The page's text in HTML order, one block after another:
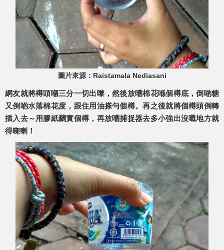
圖片來源：Raistamala Nediasani
網友就將樽頭嗰三分一切出嚟，然後放嚿棉花喺個樽底，倒啲糖
又倒啲水落棉花度，跟住用油搽勻個樽。再之後就將個樽頭倒轉
插入去～用膠紙黐實個樽，再放嚿捕捉器去多小強出沒嘅地方就
得㗎喇！